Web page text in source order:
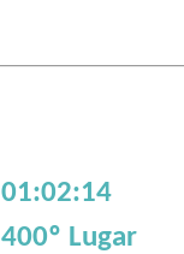
01:02:14
400º Lugar